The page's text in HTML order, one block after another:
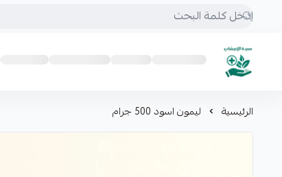
mrs.grasses
الرئيسية ليمون اسود 500 جرام